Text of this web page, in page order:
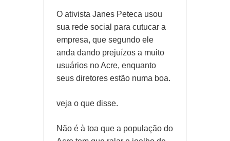
O ativista Janes Peteca usou
sua rede social para cutucar a
empresa, que segundo ele
anda dando prejuízos a muito
usuários no Acre, enquanto
seus diretores estão numa boa.
veja o que disse.
Não é à toa que a população do